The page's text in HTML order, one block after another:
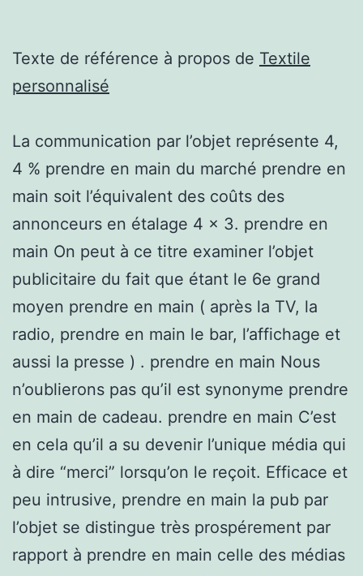
Texte de référence à propos de Textile
personnalisé
La communication par l’objet représente 4,
4 % prendre en main du marché prendre en
main soit l’équivalent des coûts des
annonceurs en étalage 4 x 3. prendre en
main On peut à ce titre examiner l’objet
publicitaire du fait que étant le 6e grand
moyen prendre en main ( après la TV, la
radio, prendre en main le bar, l’affichage et
aussi la presse ) . prendre en main Nous
n’oublierons pas qu’il est synonyme prendre
en main de cadeau. prendre en main C’est
en cela qu’il a su devenir l’unique média qui
à dire “merci” lorsqu’on le reçoit. Efficace et
peu intrusive, prendre en main la pub par
l’objet se distingue très prospérement par
rapport à prendre en main celle des médias